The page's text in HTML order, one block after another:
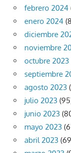
febrero 2024
enero 2024
diciembre
noviembre
octubre 2023
septiembre
agosto 2023
julio 2023
junio 2023
mayo 2023
abril 2023